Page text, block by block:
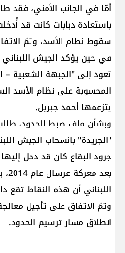
أمّا في الجانب الأمني، فقد
باستعادة دبابات كانت قد
سقوط نظام الأسد، وتمّ
في حين يؤكد الجيش
تعود إلى "الجبهة الشعبية –
المحسوبة على نظام الأسد
يتزعمها أحمد جبريل.
وبشأن ملف ضبط الحدود،
جرود البقاع كان قد دخل
اللبناني أن هذه النقاط تقع
وتمّ الاتفاق على تأجيل
انطلاق مسار ترسيم الحدود.